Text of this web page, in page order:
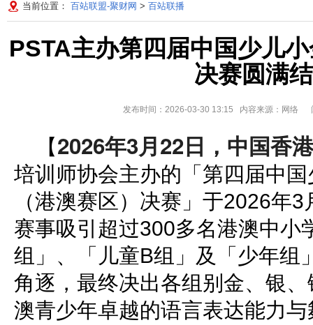
当前位置： 百站联盟-聚财网 > 百站联播
PSTA主办第四届中国少儿
决赛圆满
发布时间：2026-03-30 13:15 内容来源：网络
【2026年3月22日，中国香港
培训师协会主办的「第四届中
（港澳赛区）决赛」于2026年
赛事吸引超过300多名港澳中小
组」、「儿童B组」及「少年组
角逐，最终决出各组别金、银
澳青少年卓越的语言表达能力